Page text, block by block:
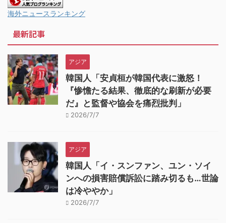
海外ニュースランキング
最新記事
アジア
韓国人「安貞桓が韓国代表に激怒！
『惨憺たる結果、徹底的な刷新が必要
だ』と監督や協会を痛烈批判」
2026/7/7
アジア
韓国人「イ・スンファン、ユン・ソイ
ンへの損害賠償訴訟に踏み切るも…世論
は冷ややか」
2026/7/7